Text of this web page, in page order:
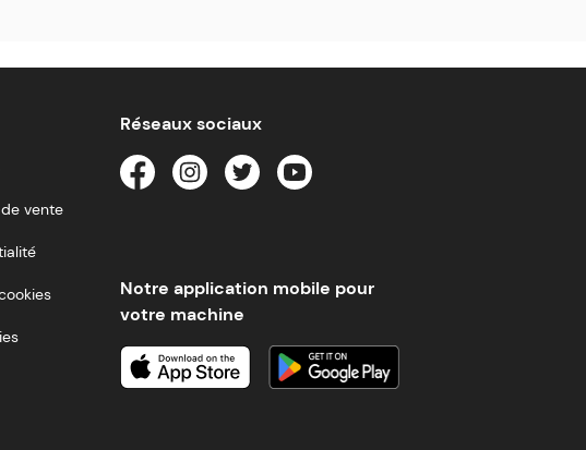
vente
Réseaux sociaux
Notre application mobile pour
votre machine